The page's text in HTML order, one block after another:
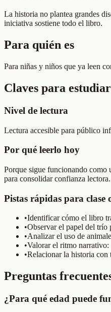
La historia no plantea grandes
iniciativa sostiene todo el libro.
Para quién es
Para niñas y niños que ya leen
Claves para
Nivel de lectura
Lectura accesible para público
Por qué leerlo hoy
Porque sigue funcionando como
para consolidar confianza lectora.
Pistas rápidas para clase
•Identificar cómo el libro
•Observar el papel del trío
•Analizar el uso de
•Valorar el ritmo narrativo:
•Relacionar la historia con
Preguntas
¿Para qué edad puede